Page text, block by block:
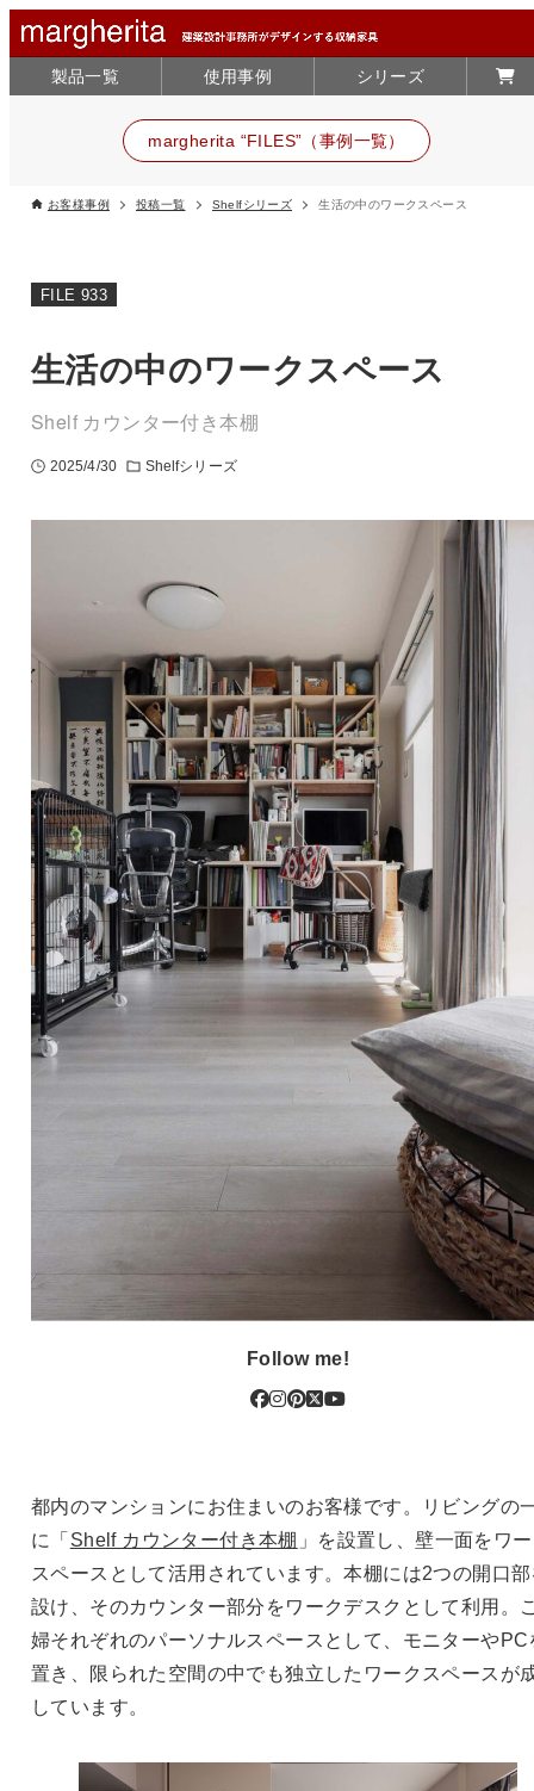
製品一覧 使用事例 シリーズ
margherita “FILES”（事例一覧）
お客様事例 投稿一覧 Shelfシリーズ 生活の中のワークスペース
FILE 933
生活の中のワークスペース
Shelf カウンター付き本棚
2025/4/30 Shelfシリーズ
Follow me!
都内のマンションにお住まいのお客様です。リビングの
に「 Shelf カウンター付き本棚 」を設置し、壁一面をワ
スペースとして活用されています。本棚には2つの開口
設け、そのカウンター部分をワークデスクとして利用。
婦それぞれのパーソナルスペースとして、モニターやPC
置き、限られた空間の中でも独立したワークスペースが
しています。